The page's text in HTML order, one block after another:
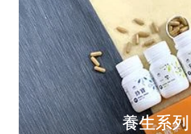
養生系列